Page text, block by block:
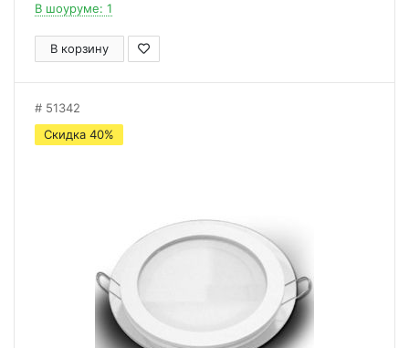
В шоуруме: 1
В корзину
51342
Скидка 40%